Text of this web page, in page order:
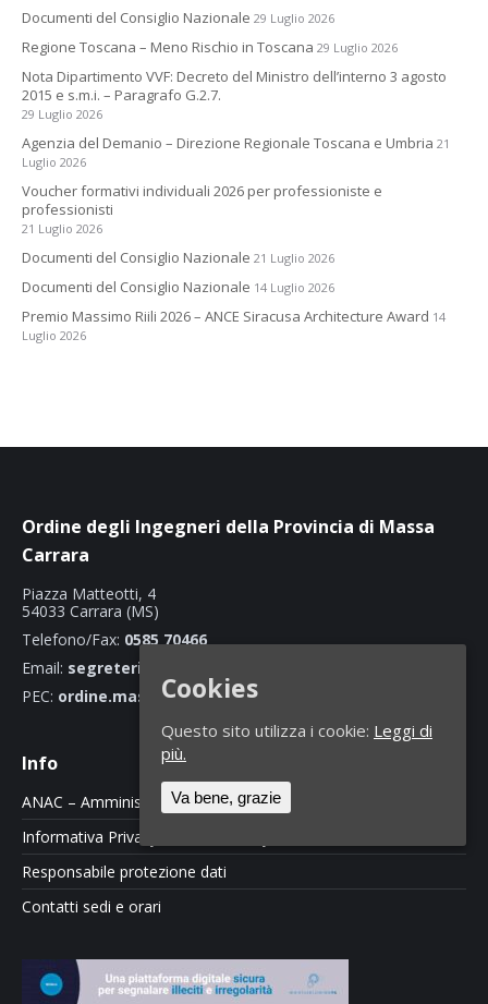
Documenti del Consiglio Nazionale 29 Luglio 2026
Regione Toscana – Meno Rischio in Toscana 29 Luglio 2026
Nota Dipartimento VVF: Decreto del Ministro dell’interno 3 agosto
2015 e s.m.i. – Paragrafo G.2.7.
29 Luglio 2026
Agenzia del Demanio – Direzione Regionale Toscana e Umbria 21
Luglio 2026
Voucher formativi individuali 2026 per professioniste e
professionisti
21 Luglio 2026
Documenti del Consiglio Nazionale 21 Luglio 2026
Documenti del Consiglio Nazionale 14 Luglio 2026
Premio Massimo Riili 2026 – ANCE Siracusa Architecture Award 14
Luglio 2026
Ordine degli Ingegneri della Provincia di Massa
Carrara
Piazza Matteotti, 4
54033 Carrara (MS)
Telefono/Fax: 0585 70466
Email: segreteria@ordineingegnerimassacarrara.it
PEC: ordine.massacarrara@ingpec.eu
Info
ANAC – Amministrazione Trasparente
Informativa Privacy e Cookie Policy
Responsabile protezione dati
Contatti sedi e orari
Cookies
Questo sito utilizza i cookie: Leggi di
più.
Va bene, grazie